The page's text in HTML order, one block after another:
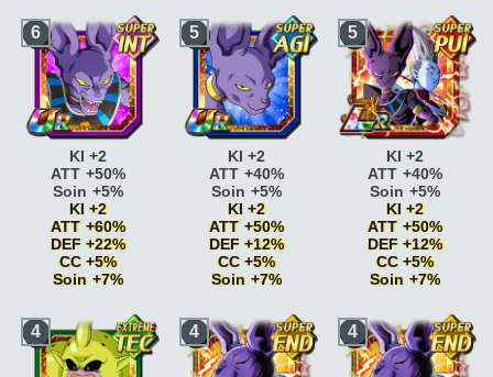
6
écrasantATT +10%
Pouvoir
écrasantATT +10%
KI +2
ATT +50%
Soin +5%
KI +2
ATT +60%
DEF +22%
CC +5%
Soin +7%
5
époustouflanteKI
+2
Vitesse
KI +2
ATT +40%
Soin +5%
KI +2
ATT +50%
DEF +12%
CC +5%
Soin +7%
5
époustouflanteKI
+2
Vitesse
KI +2
ATT +40%
Soin +5%
KI +2
ATT +50%
DEF +12%
CC +5%
Soin +7%
4 4 4